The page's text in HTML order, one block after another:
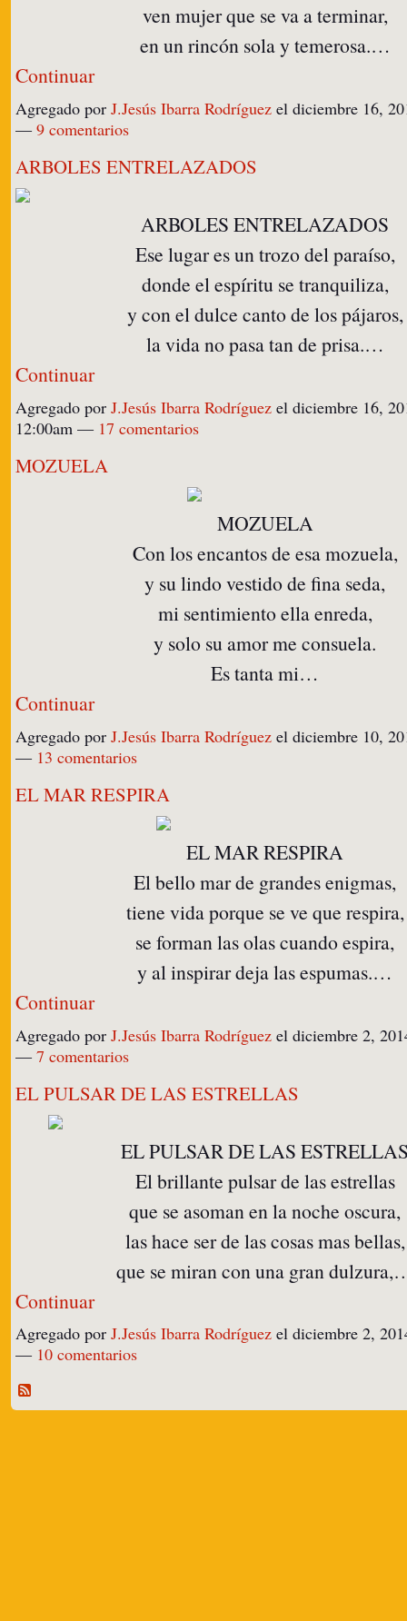
ven mujer que se va a terminar,
en un rincón sola y temerosa.…
Continuar
Agregado por J.Jesús Ibarra Rodríguez el diciembre 16,
— 9 comentarios
ARBOLES ENTRELAZADOS
ARBOLES ENTRELAZADOS
Ese lugar es un trozo del paraíso,
donde el espíritu se tranquiliza,
y con el dulce canto de los pájaros,
la vida no pasa tan de prisa.…
Continuar
Agregado por J.Jesús Ibarra Rodríguez el diciembre 16,
12:00am — 17 comentarios
MOZUELA
MOZUELA
Con los encantos de esa mozuela,
y su lindo vestido de fina seda,
mi sentimiento ella enreda,
y solo su amor me consuela.
Es tanta mi…
Continuar
Agregado por J.Jesús Ibarra Rodríguez el diciembre 10,
— 13 comentarios
EL MAR RESPIRA
EL MAR RESPIRA
El bello mar de grandes enigmas,
tiene vida porque se ve que respira,
se forman las olas cuando espira,
y al inspirar deja las espumas.…
Continuar
Agregado por J.Jesús Ibarra Rodríguez el diciembre 2,
— 7 comentarios
EL PULSAR DE LAS ESTRELLAS
EL PULSAR DE LAS
El brillante pulsar de las estrellas
que se asoman en la noche oscura,
las hace ser de las cosas mas bellas,
que se miran con una gran
Continuar
Agregado por J.Jesús Ibarra Rodríguez el diciembre 2,
— 10 comentarios